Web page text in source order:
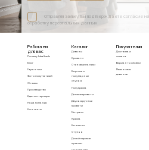
Отправляя заявку, Вы подтверждаете согласие на
обработку персональных данных
Работаем
для вас
Почему Idealbeds
Блог
Гарантии
Фото покупателей
Отзывы
Производство
Идеи интерьера
Наша команда
Контакты
Каталог
Диваны
Кровати
Стеновые панели
Барные и
полубарные
стулья
Полукресла
Детские кровати
Двухъярусные
кровати
Матрасы
Кресла
Банкетки
Стулья
Дизайнерские
кушетки
Покупателям
Доставка и
оплата
Варианты обивки
Механизмы
диванов